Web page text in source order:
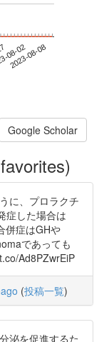
08-02
2023-08-08
Google Scholar
に、プロラクチ
症した場合は
併症はGHや
であっても
Ad8PZwrEiP
(投稿一覧)
泌を促進するた